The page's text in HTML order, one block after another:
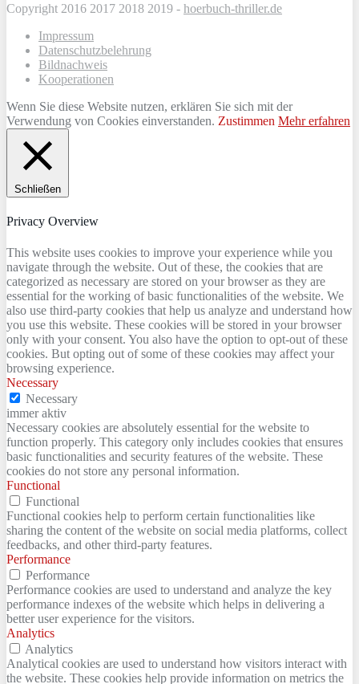
Copyright 2016 2017 2018 2019 - hoerbuch-thriller.de
Impressum
Datenschutzbelehrung
Bildnachweis
Kooperationen
Wenn Sie diese Website nutzen, erklären Sie sich mit der
Verwendung von Cookies einverstanden. Zustimmen Mehr erfahren
Schließen
Privacy Overview
This website uses cookies to improve your experience while you
navigate through the website. Out of these, the cookies that are
categorized as necessary are stored on your browser as they are
essential for the working of basic functionalities of the website. We
also use third-party cookies that help us analyze and understand how
you use this website. These cookies will be stored in your browser
only with your consent. You also have the option to opt-out of these
cookies. But opting out of some of these cookies may affect your
browsing experience.
Necessary
Necessary
immer aktiv
Necessary cookies are absolutely essential for the website to
function properly. This category only includes cookies that ensures
basic functionalities and security features of the website. These
cookies do not store any personal information.
Functional
Functional
Functional cookies help to perform certain functionalities like
sharing the content of the website on social media platforms, collect
feedbacks, and other third-party features.
Performance
Performance
Performance cookies are used to understand and analyze the key
performance indexes of the website which helps in delivering a
better user experience for the visitors.
Analytics
Analytics
Analytical cookies are used to understand how visitors interact with
the website. These cookies help provide information on metrics the